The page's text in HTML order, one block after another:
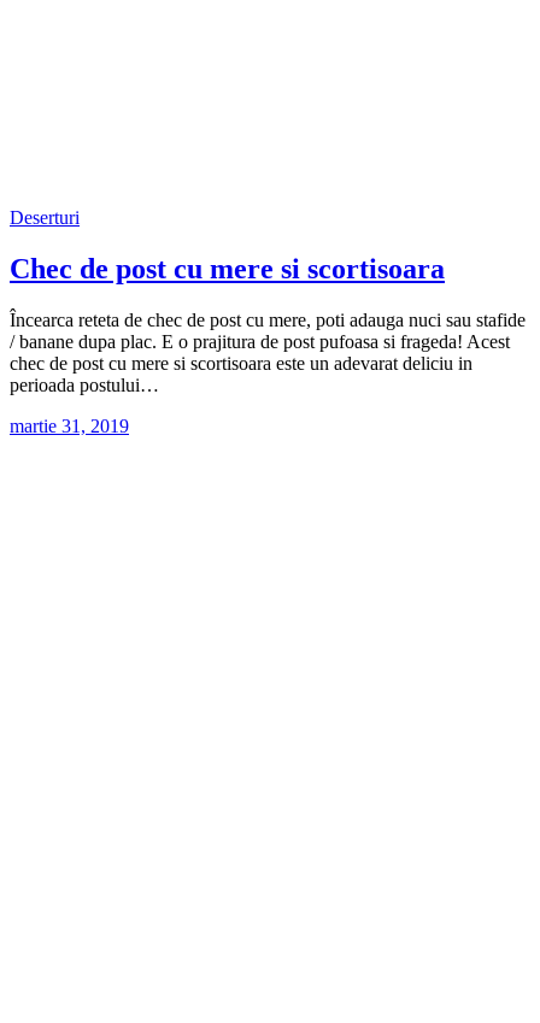
Deserturi
Chec de post cu mere si scortisoara
Încearca reteta de chec de post cu mere, poti adauga nuci sau stafide
/ banane dupa plac. E o prajitura de post pufoasa si frageda! Acest
chec de post cu mere si scortisoara este un adevarat deliciu in
perioada postului…
martie 31, 2019